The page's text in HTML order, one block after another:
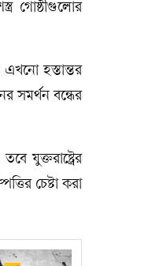
গোষ্ঠীগুলোর
হস্তান্তর
সমর্থন বন্ধের
যুক্তরাষ্ট্রের
চেষ্টা করা